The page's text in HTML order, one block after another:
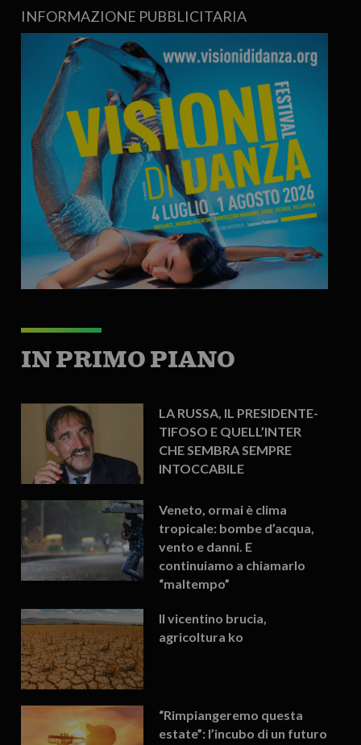
INFORMAZIONE PUBBLICITARIA
IN PRIMO PIANO
LA RUSSA, IL PRESIDENTE-
TIFOSO E QUELL’INTER
CHE SEMBRA SEMPRE
INTOCCABILE
Veneto, ormai è clima
tropicale: bombe d’acqua,
vento e danni. E
continuiamo a chiamarlo
“maltempo”
Il vicentino brucia,
agricoltura ko
“Rimpiangeremo questa
estate”: l’incubo di un futuro